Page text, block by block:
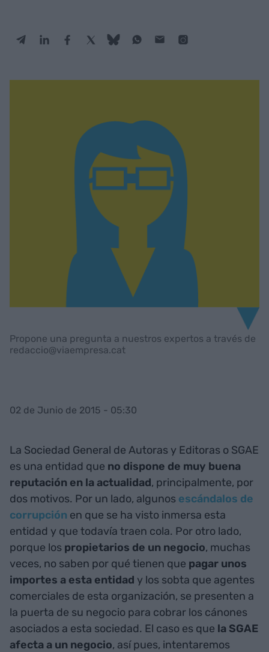
Propone una pregunta a nuestros expertos a través de
redaccio@viaempresa.cat
02 de Junio de 2015 - 05:30
La Sociedad General de Autoras y Editoras o SGAE
es una entidad que no dispone de muy buena
reputación en la actualidad, principalmente, por
dos motivos. Por un lado, algunos escándalos de
corrupción en que se ha visto inmersa esta
entidad y que todavía traen cola. Por otro lado,
porque los propietarios de un negocio, muchas
veces, no saben por qué tienen que pagar unos
importes a esta entidad y los sobta que agentes
comerciales de esta organización, se presenten a
la puerta de su negocio para cobrar los cánones
asociados a esta sociedad. El caso es que la SGAE
afecta a un negocio, así pues, intentaremos